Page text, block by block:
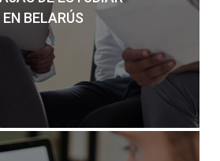
EN BELARÚS